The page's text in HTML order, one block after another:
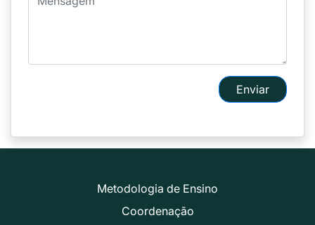
Enviar
Metodologia de Ensino
Coordenação